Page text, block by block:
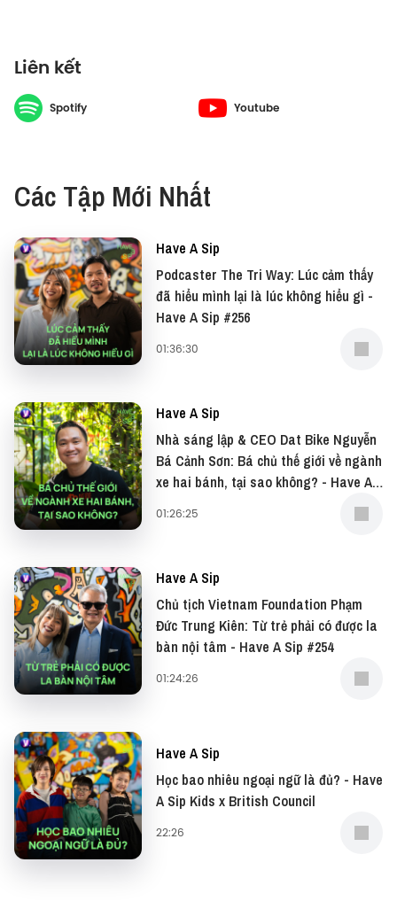
thân và sự nghiệp.
Nhưng điều thú vị hơn, Have A Sip còn mang đến
tại: YouTube
Và đọc những bài viết thú vị tại website: Vietcetera
—
Cảm ơn HPV Việt Nam đã đồng hành cùng
động.
Nội dung này do Hội Y học Dự phòng Việt Nam cung
cấp và được MSD tài trợ vì mục đích giáo dục. VN-
GSL-00576 11012026, VN-GSL-00577 11012026
Nếu có bất cứ góp ý, phản hồi hay mong muốn hợp
tác, bạn có thể gửi email về địa chỉ
team@vietcetera.com
Yêu thích tập podcast này, bạn có thể donate cho
● Patreon:https://www.patreon.com/vietcetera
● Buy me a coffee:
https://www.buymeacoffee.com/vietcetera
—
Liên kết
Spotify Youtube
Các Tập Mới Nhất
Have A Sip
Podcaster The Tri Way: Lúc cảm thấy
đã hiểu mình lại là lúc không hiểu gì -
Have A Sip #256
01:36:30
Have A Sip
Nhà sáng lập & CEO Dat Bike Nguyễn
Bá Cảnh Sơn: Bá chủ thế giới về ngành
xe hai bánh, tại sao không? - Have A
01:26:25
Have A Sip
Chủ tịch Vietnam Foundation Phạm
Đức Trung Kiên: Từ trẻ phải có được la
bàn nội tâm - Have A Sip #254
01:24:26
Have A Sip
Học bao nhiêu ngoại ngữ là đủ? - Have
A Sip Kids x British Council
22:26